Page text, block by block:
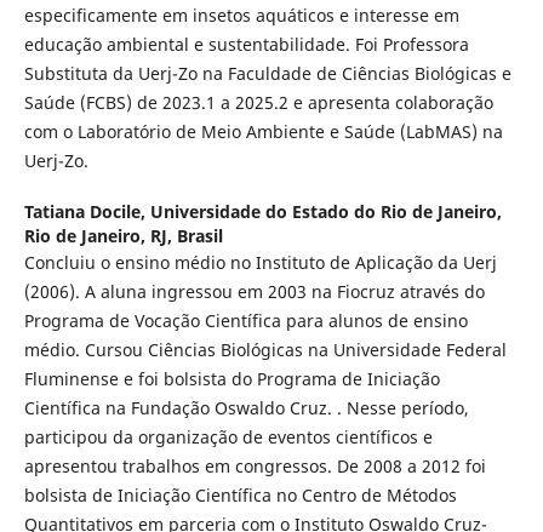
especificamente em insetos aquáticos e interesse em
educação ambiental e sustentabilidade. Foi Professora
Substituta da Uerj-Zo na Faculdade de Ciências Biológicas e
Saúde (FCBS) de 2023.1 a 2025.2 e apresenta colaboração
com o Laboratório de Meio Ambiente e Saúde (LabMAS) na
Uerj-Zo.
Tatiana Docile, Universidade do Estado do Rio de Janeiro,
Rio de Janeiro, RJ, Brasil
Concluiu o ensino médio no Instituto de Aplicação da Uerj
(2006). A aluna ingressou em 2003 na Fiocruz através do
Programa de Vocação Científica para alunos de ensino
médio. Cursou Ciências Biológicas na Universidade Federal
Fluminense e foi bolsista do Programa de Iniciação
Científica na Fundação Oswaldo Cruz. . Nesse período,
participou da organização de eventos científicos e
apresentou trabalhos em congressos. De 2008 a 2012 foi
bolsista de Iniciação Científica no Centro de Métodos
Quantitativos em parceria com o Instituto Oswaldo Cruz-